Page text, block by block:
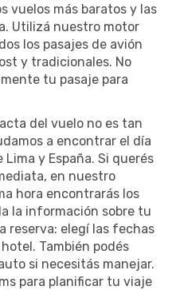
vuelos más baratos y las
Utilizá nuestro motor
los pasajes de avión
y tradicionales. No
tu pasaje para
del vuelo no es tan
a encontrar el día
y España. Si querés
en nuestro
hora encontrarás los
la información sobre tu
reserva: elegí las fechas
También podés
si necesitás manejar.
para planificar tu viaje